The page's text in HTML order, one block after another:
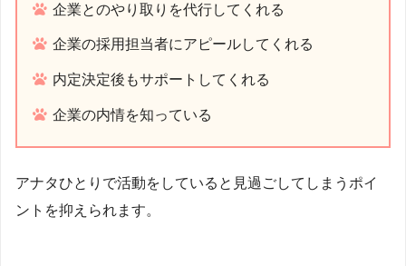
企業とのやり取りを代行してくれる
企業の採用担当者にアピールしてくれる
内定決定後もサポートしてくれる
企業の内情を知っている
アナタひとりで活動をしていると見過ごしてしまうポイ
ントを抑えられます。